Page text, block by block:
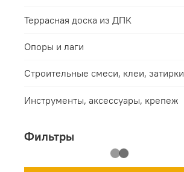
Террасная доска из ДПК
Опоры и лаги
Строительные смеси, клеи, затирки
Инструменты, аксессуары, крепеж
Фильтры